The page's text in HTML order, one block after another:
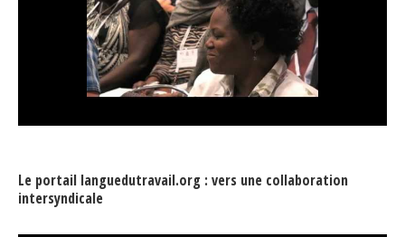
Le portail languedutravail.org : vers une collaboration
intersyndicale